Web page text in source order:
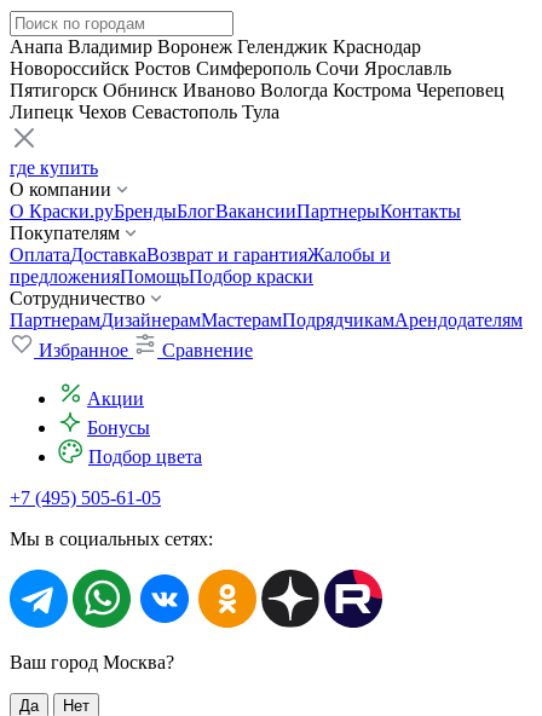
Анапа Владимир Воронеж Геленджик Краснодар
Новороссийск Ростов Симферополь Сочи Ярославль
Пятигорск Обнинск Иваново Вологда Кострома Череповец
Липецк Чехов Севастополь Тула
где купить
О компании
О Краски.руБрендыБлогВакансииПартнерыКонтакты
Покупателям
ОплатаДоставкаВозврат и гарантияЖалобы и
предложенияПомощьПодбор краски
Сотрудничество
ПартнерамДизайнерамМастерамПодрядчикамАрендодателям
Избранное
Сравнение
Акции
Бонусы
Подбор цвета
+7 (495) 505-61-05
Мы в социальных сетях:
Ваш город Москва?
Да Нет